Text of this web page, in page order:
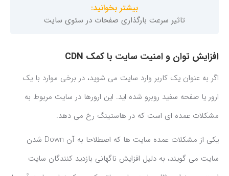
بیشتر بخوانید:
تاثیر سرعت بارگذاری صفحات در سئوی سایت
افزایش توان و امنیت سایت با کمک CDN
اگر به عنوان یک کاربر وارد سایت می شوید، در برخی موارد با یک
ارور یا صفحه سفید روبرو شده اید. این ارورها در سایت مربوط به
مشکلات عمده ای است که در هاستینگ رخ می دهد.
یکی از مشکلات عمده سایت ها که اصطلاحا به آن Down شدن
سایت می گویند، به دلیل افزایش ناگهانی بازدید کنندگان سایت